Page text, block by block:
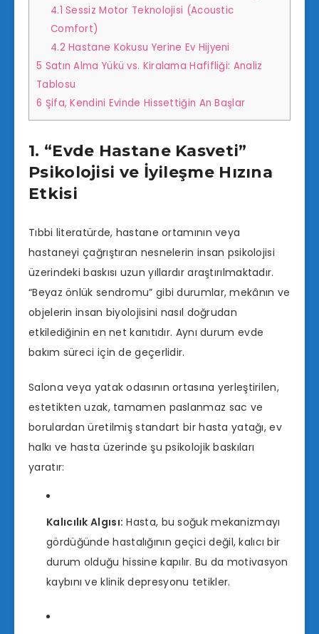
4.1 Sessiz Motor Teknolojisi (Acoustic
Comfort)
4.2 Hastane Kokusu Yerine Ev Hijyeni
5 Satın Alma Yükü vs. Kiralama Hafifliği: Analiz
Tablosu
6 Şifa, Kendini Evinde Hissettiğin An Başlar
1. “Evde Hastane Kasveti”
Psikolojisi ve İyileşme Hızına
Etkisi
Tıbbi literatürde, hastane ortamının veya
hastaneyi çağrıştıran nesnelerin insan psikolojisi
üzerindeki baskısı uzun yıllardır araştırılmaktadır.
“Beyaz önlük sendromu” gibi durumlar, mekânın ve
objelerin insan biyolojisini nasıl doğrudan
etkilediğinin en net kanıtıdır. Aynı durum evde
bakım süreci için de geçerlidir.
Salona veya yatak odasının ortasına yerleştirilen,
estetikten uzak, tamamen paslanmaz sac ve
borulardan üretilmiş standart bir hasta yatağı, ev
halkı ve hasta üzerinde şu psikolojik baskıları
yaratır:
Kalıcılık Algısı: Hasta, bu soğuk mekanizmayı
gördüğünde hastalığının geçici değil, kalıcı bir
durum olduğu hissine kapılır. Bu da motivasyon
kaybını ve klinik depresyonu tetikler.